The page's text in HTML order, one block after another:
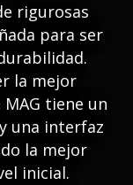
rigurosas
para ser
la mejor
tiene un
una interfaz
la mejor
inicial.